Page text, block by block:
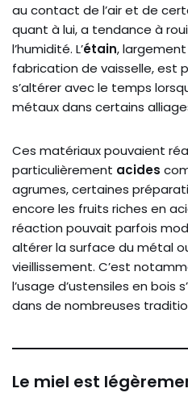
au contact de l’air et de
quant à lui, a tendance à
l’humidité. L’étain,
fabrication de vaisselle, est
s’altérer avec le temps
métaux dans certains
Ces matériaux pouvaient
particulièrement acides
agrumes, certaines
encore les fruits riches en
réaction pouvait parfois
altérer la surface du métal
vieillissement. C’est
l’usage d’ustensiles en bois
dans de nombreuses
Le miel est